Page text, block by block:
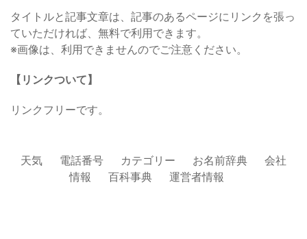
タイトルと記事文章は、記事のあるページにリンクを張っ
ていただければ、無料で利用できます。
※画像は、利用できませんのでご注意ください。
【リンクついて】
リンクフリーです。
天気 電話番号 カテゴリー お名前辞典
会社
情報
百科事典 運営者情報